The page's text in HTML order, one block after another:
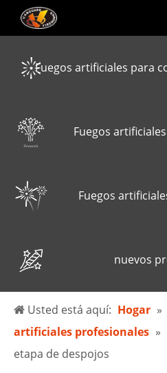
Fuegos artificiales para
Fuegos
Fuegos
nuevos
Usted está aquí: Hogar »
artificiales profesionales »
etapa de despojos